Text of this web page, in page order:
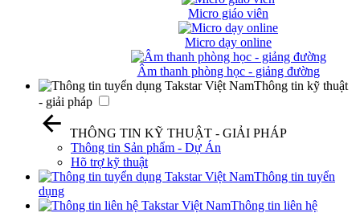
Micro giáo viên
Micro dạy online
Âm thanh phòng học - giảng đường
Thông tin kỹ thuật
- giải pháp
THÔNG TIN KỸ THUẬT - GIẢI PHÁP
Thông tin Sản phẩm - Dự Án
Hõ trợ kỹ thuật
Thông tin tuyển
dụng
Thông tin liên hệ